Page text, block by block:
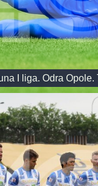
I liga. Odra Opole.